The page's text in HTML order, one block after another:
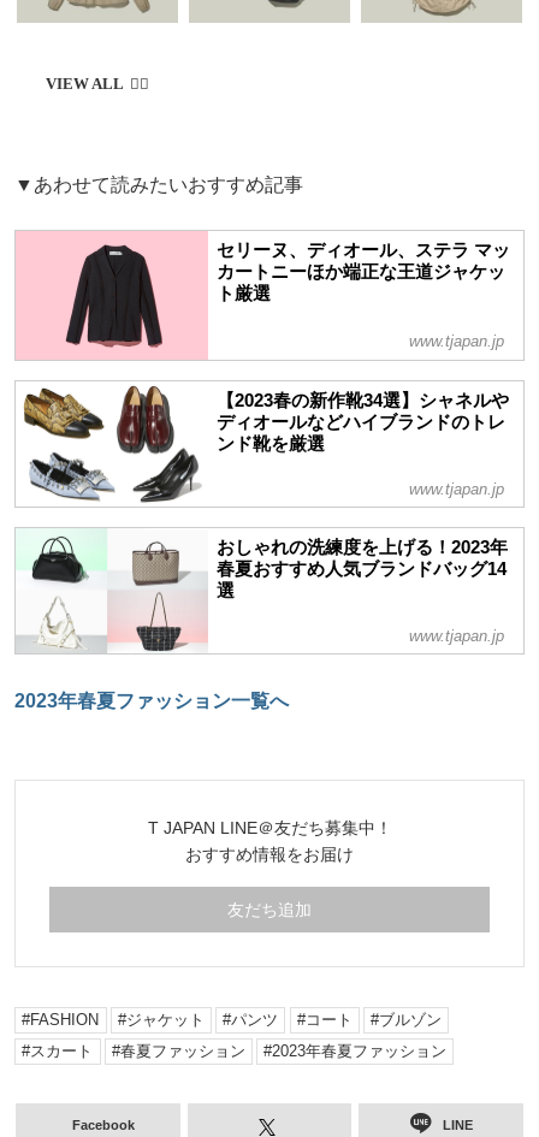
▼あわせて読みたいおすすめ記事
セリーヌ、ディオール、ステラ マッ
カートニーほか端正な王道ジャケッ
ト厳選
www.tjapan.jp
【2023春の新作靴34選】シャネルや
ディオールなどハイブランドのトレ
ンド靴を厳選
www.tjapan.jp
おしゃれの洗練度を上げる！2023年
春夏おすすめ人気ブランドバッグ14
選
www.tjapan.jp
2023年春夏ファッション一覧へ
T JAPAN LINE＠友だち募集中！
おすすめ情報をお届け
友だち追加
FASHION ジャケット パンツ コート
ブルゾン
スカート
春夏ファッション 2023年春夏ファッション
Facebook LINE